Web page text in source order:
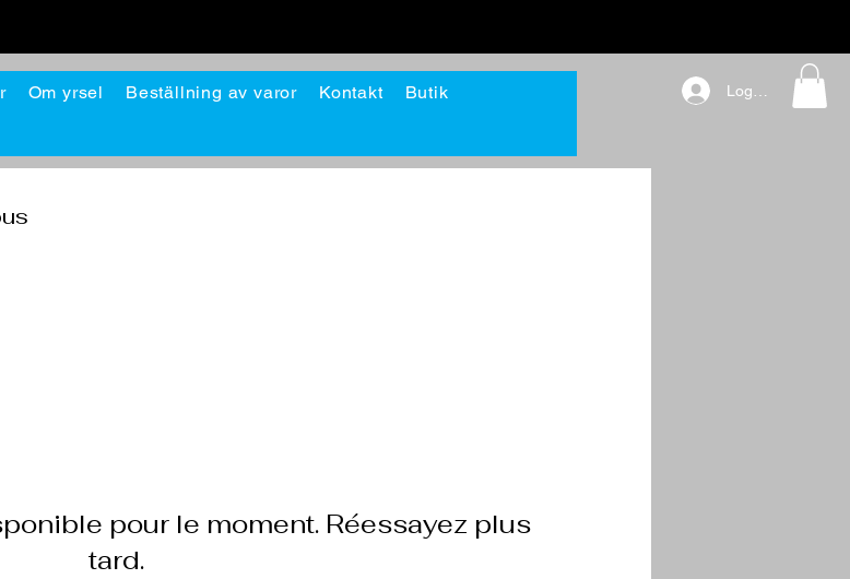
Om yrsel Beställning av varor Kontakt Butik Logga in
pour le moment. Réessayez plus
tard.